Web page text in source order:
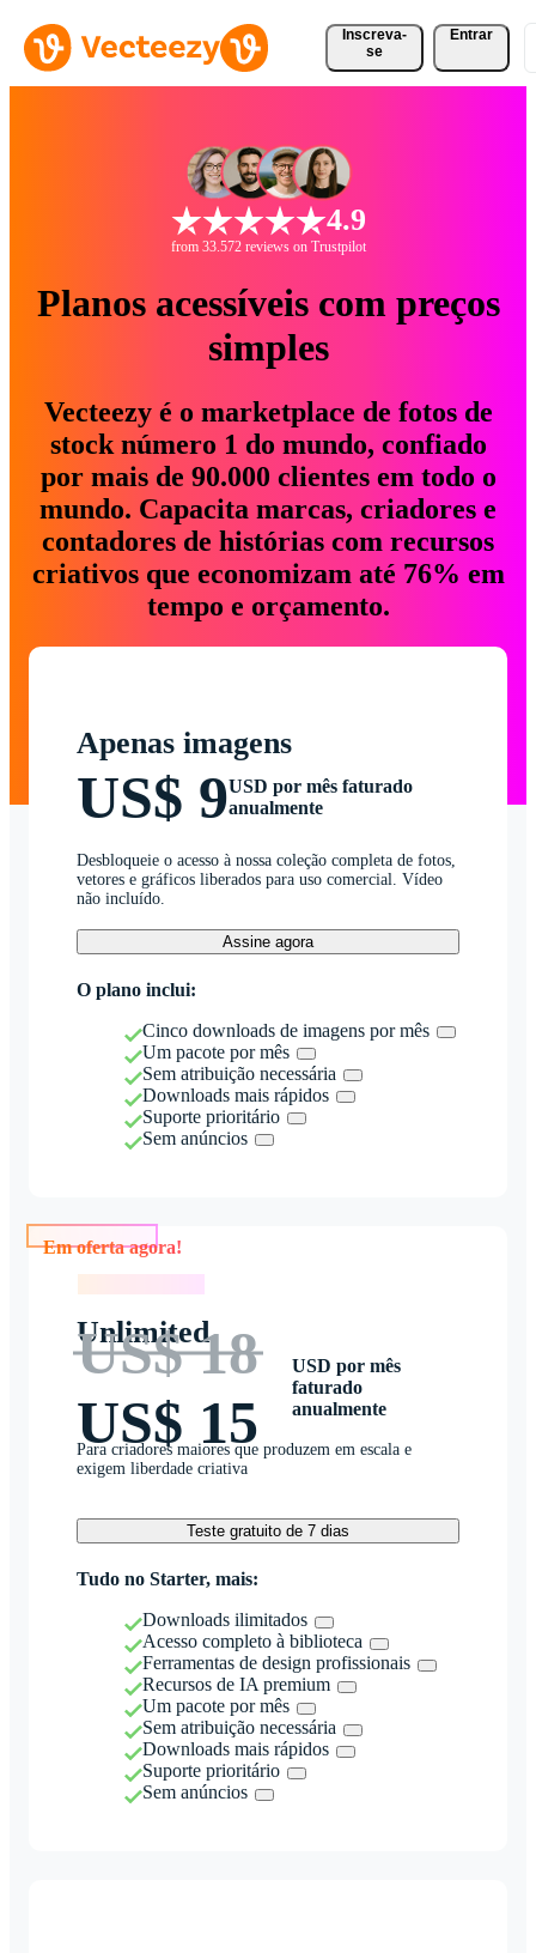
Inscreva-
se
Entrar
4.9
from 33.572 reviews on Trustpilot
Planos acessíveis com preços
simples
Vecteezy é o marketplace de fotos de
stock número 1 do mundo, confiado
por mais de 90.000 clientes em todo o
mundo. Capacita marcas, criadores e
contadores de histórias com recursos
criativos que economizam até 76% em
tempo e orçamento.
Apenas imagens
US$ 9USD por mês faturado
anualmente
Desbloqueie o acesso à nossa coleção completa de fotos,
vetores e gráficos liberados para uso comercial. Vídeo
não incluído.
Assine agora
O plano inclui:
Cinco downloads de imagens por mês
Um pacote por mês
Sem atribuição necessária
Downloads mais rápidos
Suporte prioritário
Sem anúncios
Unlimited
US$ 18
US$ 15
USD por mês
faturado
anualmente
Para criadores maiores que produzem em escala e
exigem liberdade criativa
Teste gratuito de 7 dias
Tudo no Starter, mais:
Downloads ilimitados
Acesso completo à biblioteca
Ferramentas de design profissionais
Recursos de IA premium
Um pacote por mês
Sem atribuição necessária
Downloads mais rápidos
Suporte prioritário
Sem anúncios